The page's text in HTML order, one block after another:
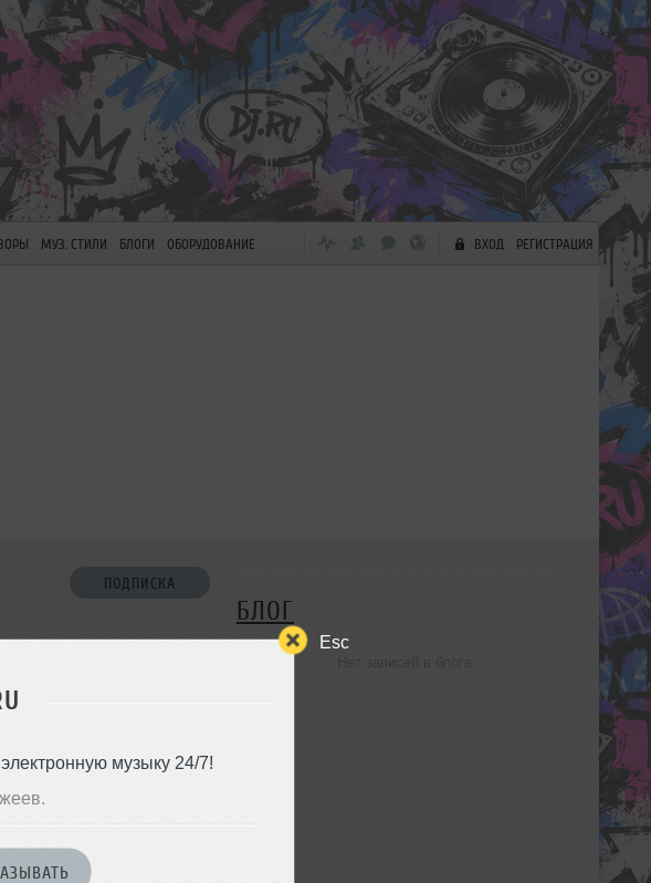
Esc
музыку 24/7!
МУЗ. СТИЛИ БЛОГИ ОБОРУДОВАНИЕ ВХОД РЕГИСТРАЦИЯ
ПОДПИСКА
БЛОГ